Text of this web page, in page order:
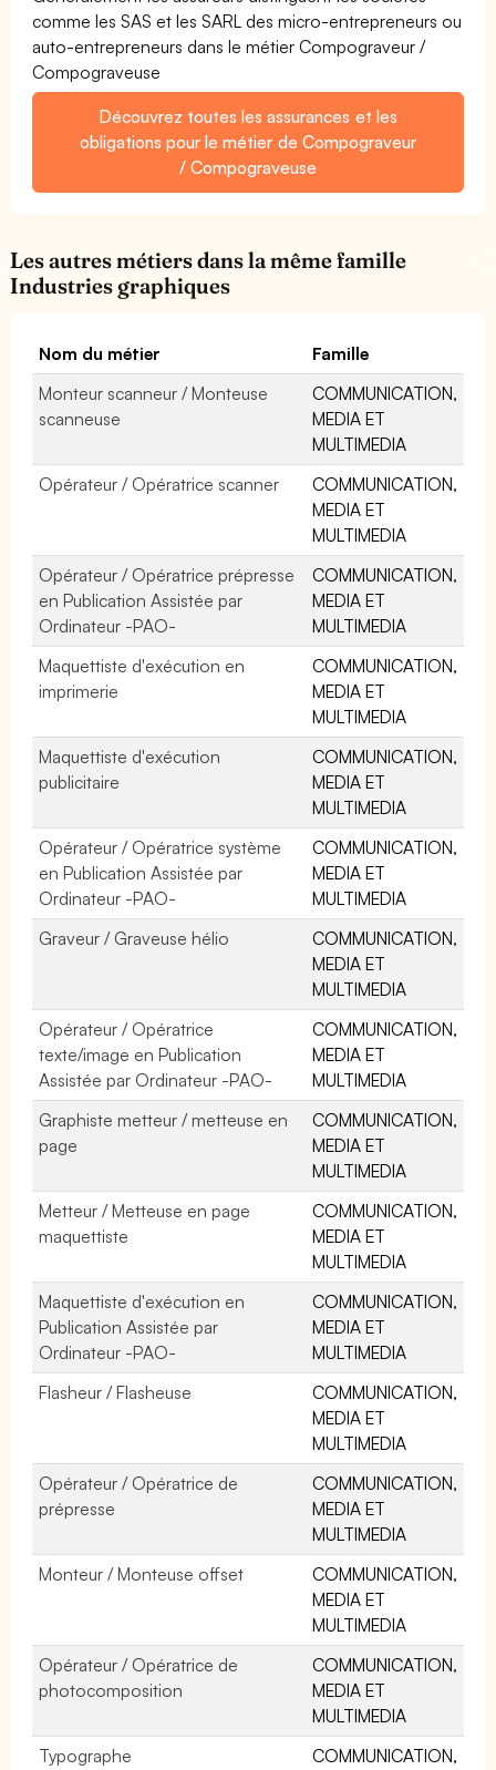
comme les SAS et les SARL des micro-entrepreneurs ou
auto-entrepreneurs dans le métier Compograveur /
Compograveuse
Découvrez toutes les assurances et les
obligations pour le métier de Compograveur
/ Compograveuse
Les autres métiers dans la même famille
Industries graphiques
Nom du métier
Famille
Monteur scanneur / Monteuse
scanneuse
COMMUNICATION,
MEDIA ET
MULTIMEDIA
Opérateur / Opératrice scanner
COMMUNICATION,
MEDIA ET
MULTIMEDIA
Opérateur / Opératrice prépresse
en Publication Assistée par
Ordinateur -PAO-
COMMUNICATION,
MEDIA ET
MULTIMEDIA
Maquettiste d'exécution en
imprimerie
COMMUNICATION,
MEDIA ET
MULTIMEDIA
Maquettiste d'exécution
publicitaire
COMMUNICATION,
MEDIA ET
MULTIMEDIA
Opérateur / Opératrice système
en Publication Assistée par
Ordinateur -PAO-
COMMUNICATION,
MEDIA ET
MULTIMEDIA
Graveur / Graveuse hélio
COMMUNICATION,
MEDIA ET
MULTIMEDIA
Opérateur / Opératrice
texte/image en Publication
Assistée par Ordinateur -PAO-
COMMUNICATION,
MEDIA ET
MULTIMEDIA
Graphiste metteur / metteuse en
page
COMMUNICATION,
MEDIA ET
MULTIMEDIA
Metteur / Metteuse en page
maquettiste
COMMUNICATION,
MEDIA ET
MULTIMEDIA
Maquettiste d'exécution en
Publication Assistée par
Ordinateur -PAO-
COMMUNICATION,
MEDIA ET
MULTIMEDIA
Flasheur / Flasheuse
COMMUNICATION,
MEDIA ET
MULTIMEDIA
Opérateur / Opératrice de
prépresse
COMMUNICATION,
MEDIA ET
MULTIMEDIA
Monteur / Monteuse offset
COMMUNICATION,
MEDIA ET
MULTIMEDIA
Opérateur / Opératrice de
photocomposition
COMMUNICATION,
MEDIA ET
MULTIMEDIA
Typographe
COMMUNICATION,